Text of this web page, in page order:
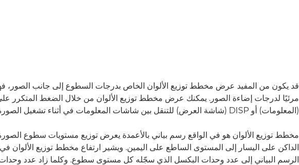
قد يكون من المفيد عرض مخطط توزيع الألوان الخاص بدرجات السطوع إلى جانب الصور،
(المعلومات) أو DISP (شاشة العرض) للتنقل بين شاشات المعلومات في أثناء تشغيل الصورة.
مخطط توزيع الألوان هو في الواقع رسم بياني بالأعمدة يعرض توزيع مستويات سطوع
الداكن على اليسار إلى المستوى الساطع على اليمين. ويشير ارتفاع مخطط توزيع الألوان
الرسم البياني إلى عدد وحدات البكسل الذي سجّله كل مستوى سطوع. وكلما زاد عدد